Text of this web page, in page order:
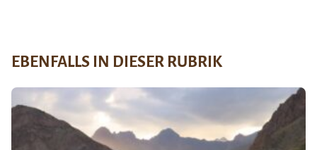
EBENFALLS IN DIESER RUBRIK